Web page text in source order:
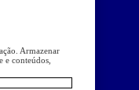
Armazenar
e conteúdos,